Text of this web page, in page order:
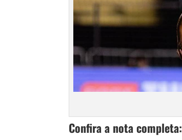
Confira a nota completa: